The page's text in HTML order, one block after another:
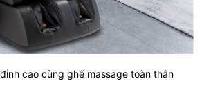
cao cùng ghế massage toàn thân